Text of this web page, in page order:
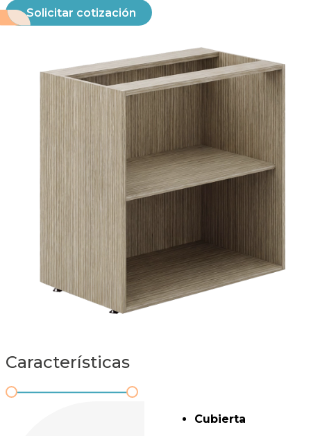
Solicitar cotización
Características
Cubierta